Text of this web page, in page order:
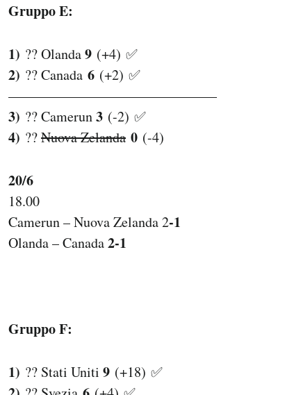
Gruppo E:
1) ?? Olanda9 (+4) ✅
2) ?? Canada 6 (+2) ✅
———————————————
3) ?? Camerun3 (-2) ✅
4) ??Nuova Zelanda 0 (-4)
20/6
18.00
Camerun – Nuova Zelanda 2-1
Olanda – Canada2-1
Gruppo F:
1) ?? Stati Uniti 9 (+18) ✅